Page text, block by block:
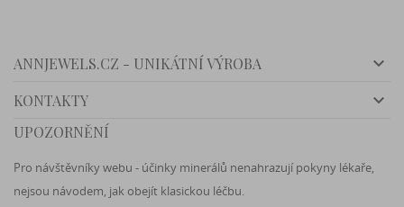
ANNJEWELS.CZ - UNIKÁTNÍ VÝROBA 
KONTAKTY 
UPOZORNĚNÍ
Pro návštěvníky webu - účinky minerálů nenahrazují pokyny lékaře,
nejsou návodem, jak obejít klasickou léčbu.